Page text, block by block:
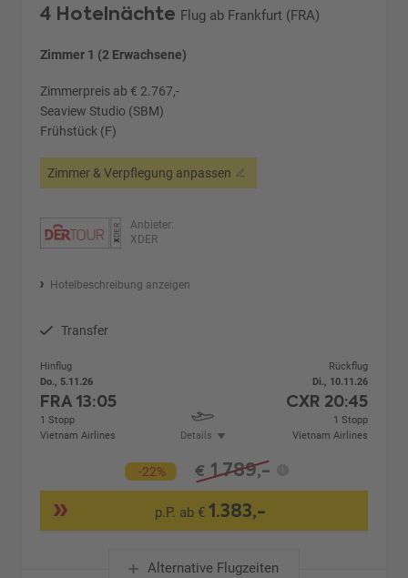
4 Hotelnächte Flug ab Frankfurt (FRA)
Zimmer 1 (2 Erwachsene)
Zimmerpreis ab € 2.767,-
Seaview Studio (SBM)
Frühstück (F)
Zimmer & Verpflegung anpassen
Anbieter:
XDER
Hotelbeschreibung anzeigen
Transfer
Hinflug
Do., 5.11.26
FRA13:05
1 Stopp
Vietnam Airlines
Details
Rückflug
Di., 10.11.26
CXR 20:45
1 Stopp
Vietnam Airlines
-22% € 1.789,-
p.P. ab €1.383,-
Alternative Flugzeiten